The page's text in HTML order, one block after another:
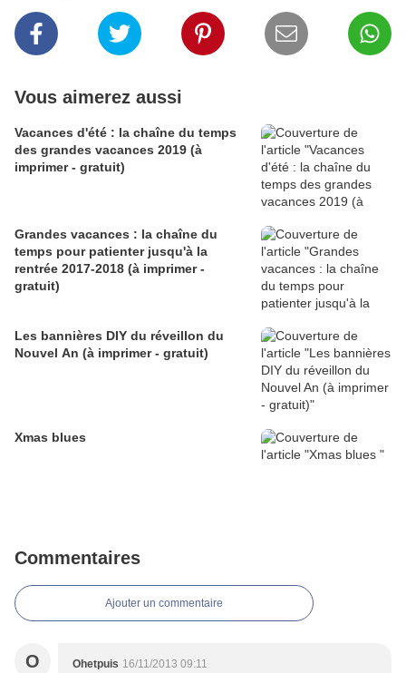
Vous aimerez aussi
Vacances d'été : la chaîne du temps
des grandes vacances 2019 (à
imprimer - gratuit)
Grandes vacances : la chaîne du
temps pour patienter jusqu'à la
rentrée 2017-2018 (à imprimer -
gratuit)
Les bannières DIY du réveillon du
Nouvel An (à imprimer - gratuit)
Xmas blues
Commentaires
Ajouter un commentaire
O Ohetpuis 16/11/2013 09:11